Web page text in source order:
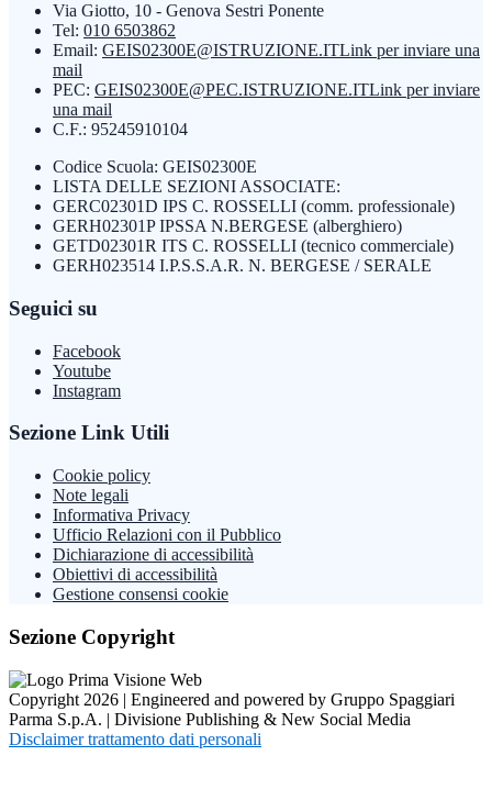
Via Giotto, 10 - Genova Sestri Ponente
Tel: 010 6503862
Email: GEIS02300E@ISTRUZIONE.ITLink per inviare una
mail
PEC: GEIS02300E@PEC.ISTRUZIONE.ITLink per inviare
una mail
C.F.: 95245910104
Codice Scuola: GEIS02300E
LISTA DELLE SEZIONI ASSOCIATE:
GERC02301D IPS C. ROSSELLI (comm. professionale)
GERH02301P IPSSA N.BERGESE (alberghiero)
GETD02301R ITS C. ROSSELLI (tecnico commerciale)
GERH023514 I.P.S.S.A.R. N. BERGESE / SERALE
Seguici su
Facebook
Youtube
Instagram
Sezione Link Utili
Cookie policy
Note legali
Informativa Privacy
Ufficio Relazioni con il Pubblico
Dichiarazione di accessibilità
Obiettivi di accessibilità
Gestione consensi cookie
Sezione Copyright
Copyright 2026 | Engineered and powered by Gruppo Spaggiari
Parma S.p.A. | Divisione Publishing & New Social Media
Disclaimer trattamento dati personali